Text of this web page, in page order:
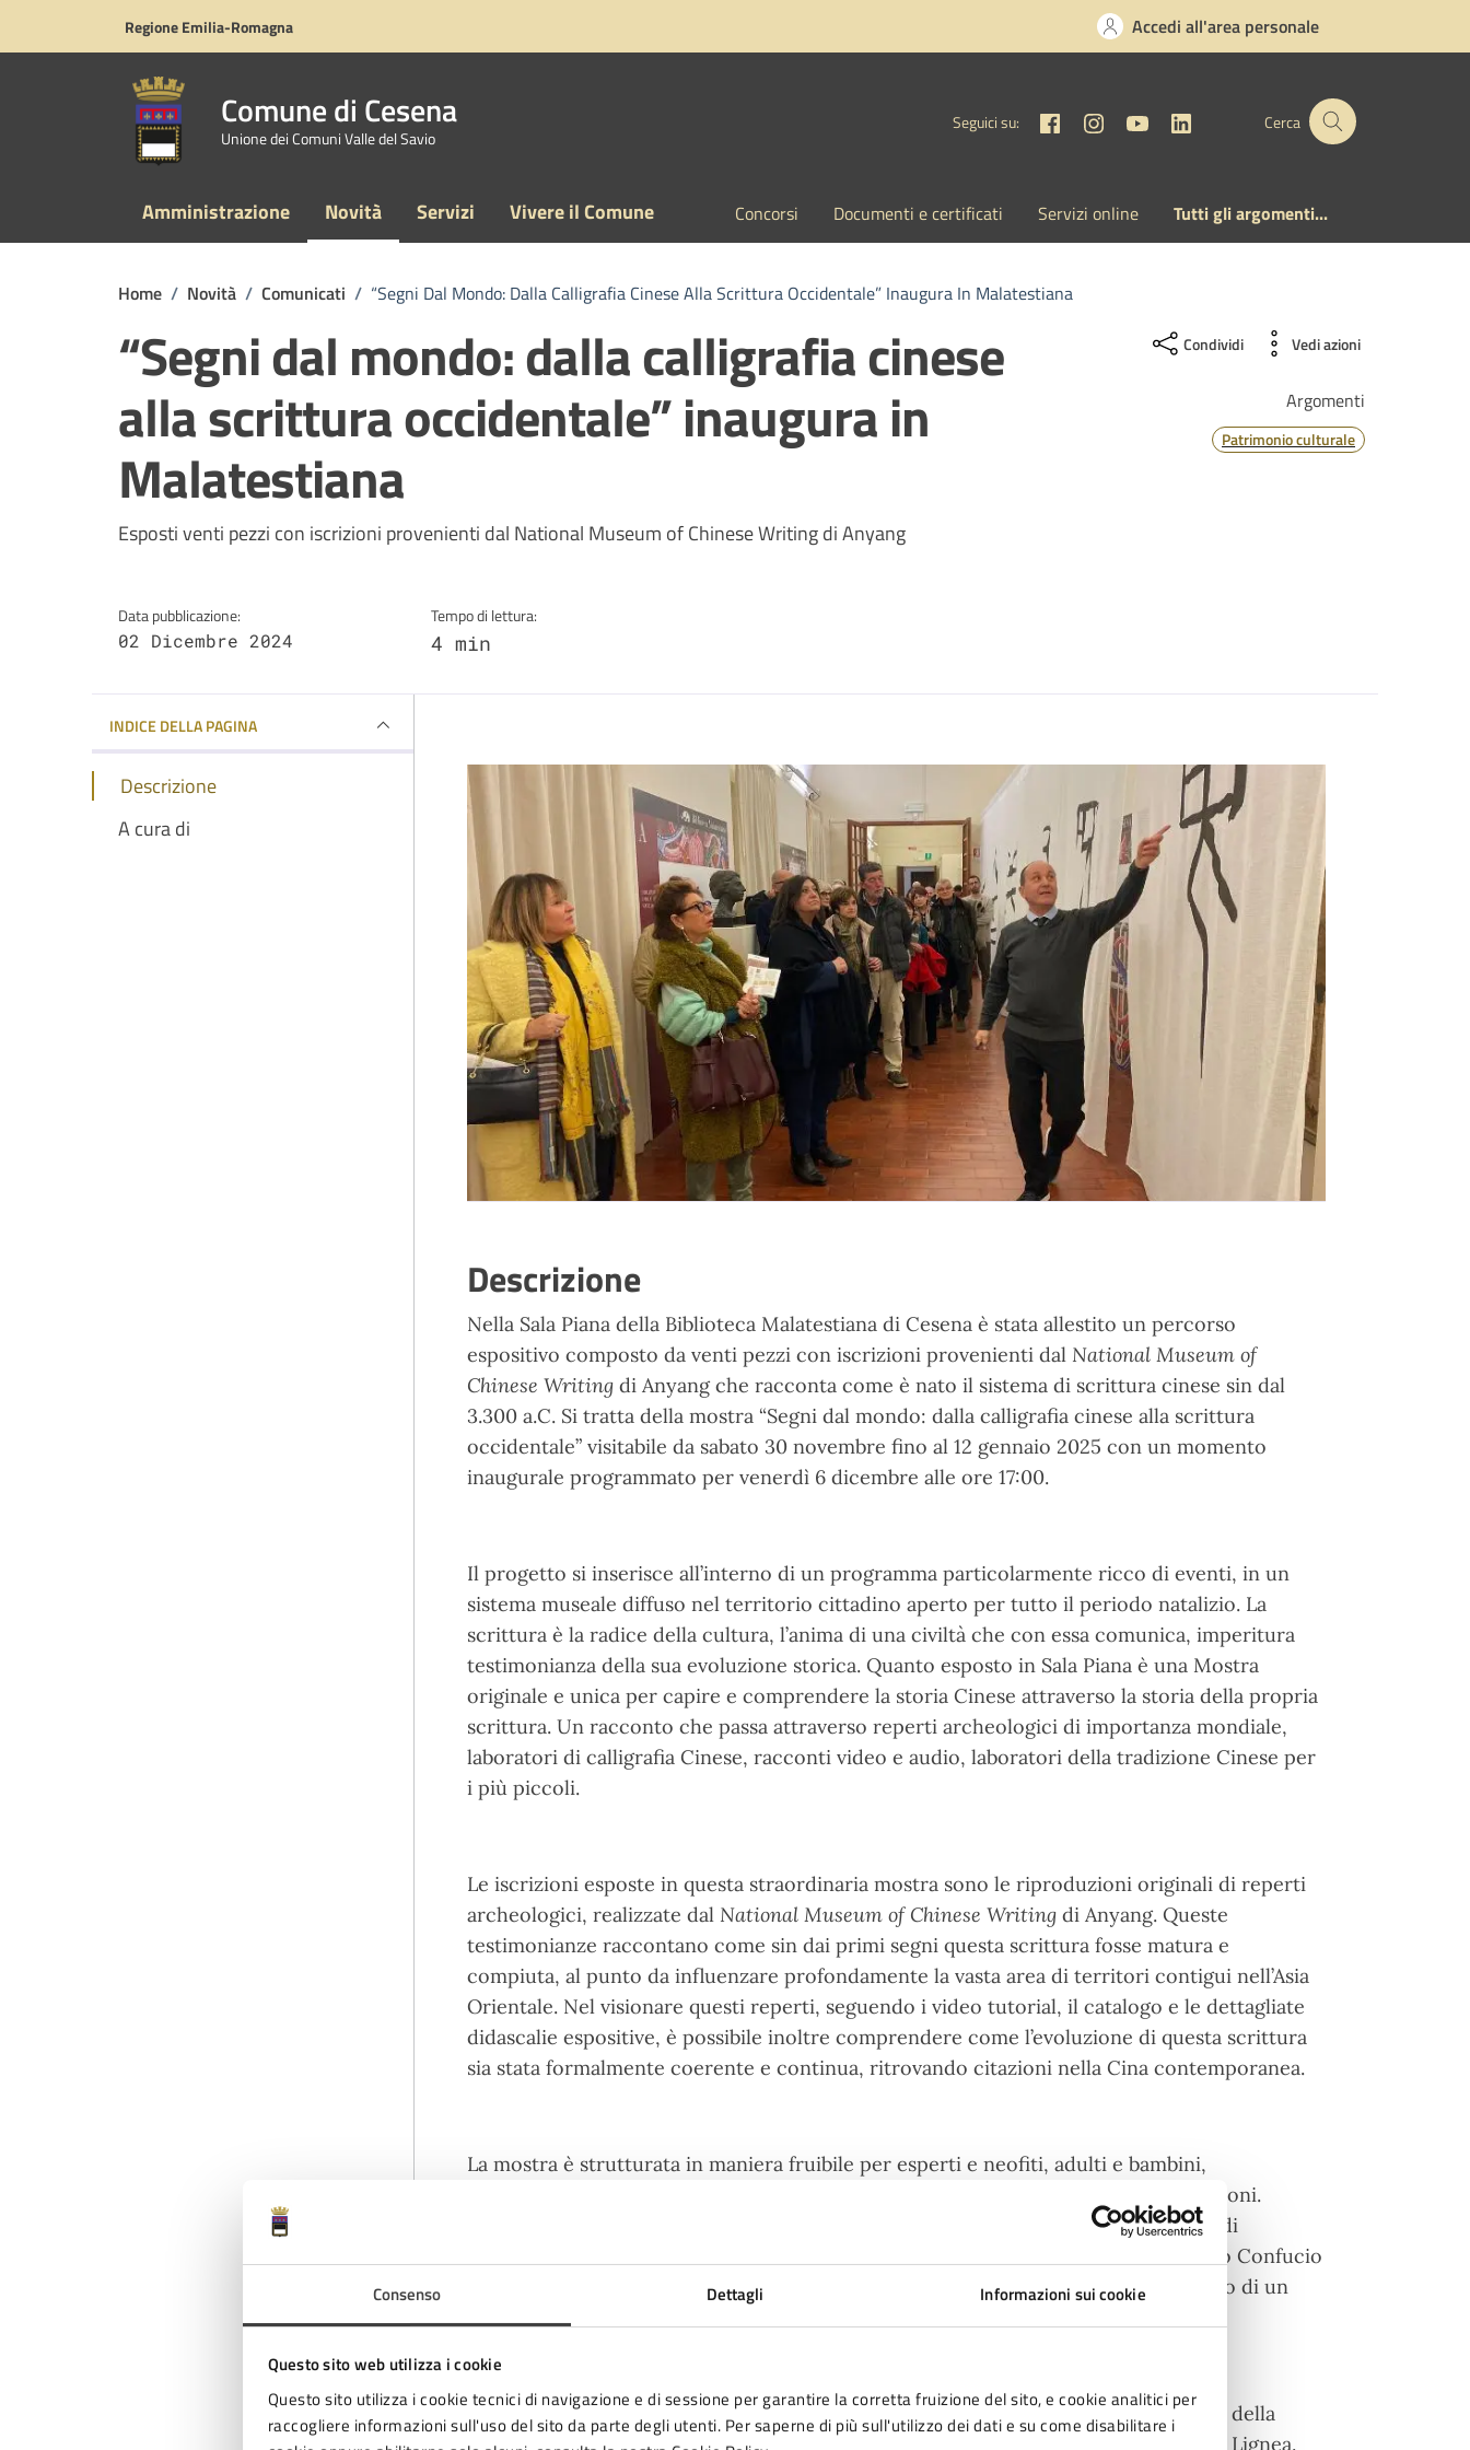
Consenso Dettagli Informazioni sui cookie
Questo sito web utilizza i cookie
Questo sito utilizza i cookie tecnici di navigazione e di sessione per garantire la corretta fruizione del sito, e cookie analitici per
raccogliere informazioni sull'uso del sito da parte degli utenti. Per saperne di più sull'utilizzo dei dati e su come disabilitare i
Regione Emilia-Romagna Accedi all'area personale
Comune di Cesena
Unione dei Comuni Valle del Savio
Seguici su: FacebookInstagram
YouTubeLinkedinCerca
Amministrazione Novità Servizi Vivere il Comune Concorsi Documenti e certificati Servizi online Tutti gli argomenti...
Home / Novità / Comunicati / “Segni Dal Mondo: Dalla Calligrafia Cinese Alla Scrittura Occidentale” Inaugura In Malatestiana
“Segni dal mondo: dalla calligrafia cinese
alla scrittura occidentale” inaugura in
Malatestiana
Dettagli della notizia
Esposti venti pezzi con iscrizioni provenienti dal National Museum of Chinese Writing di Anyang
Data pubblicazione:
02 Dicembre 2024
Tempo di lettura:
4 min
Condividi Vedi azioni
Argomenti
Patrimonio culturale
INDICE DELLA PAGINA
Descrizione
A cura di
Descrizione
Nella Sala Piana della Biblioteca Malatestiana di Cesena è stata allestito un percorso
espositivo composto da venti pezzi con iscrizioni provenienti dal National Museum of
Chinese Writing di Anyang che racconta come è nato il sistema di scrittura cinese sin dal
3.300 a.C. Si tratta della mostra “Segni dal mondo: dalla calligrafia cinese alla scrittura
occidentale” visitabile da sabato 30 novembre fino al 12 gennaio 2025 con un momento
inaugurale programmato per venerdì 6 dicembre alle ore 17:00.
Il progetto si inserisce all’interno di un programma particolarmente ricco di eventi, in un
sistema museale diffuso nel territorio cittadino aperto per tutto il periodo natalizio. La
scrittura è la radice della cultura, l’anima di una civiltà che con essa comunica, imperitura
testimonianza della sua evoluzione storica. Quanto esposto in Sala Piana è una Mostra
originale e unica per capire e comprendere la storia Cinese attraverso la storia della propria
scrittura. Un racconto che passa attraverso reperti archeologici di importanza mondiale,
laboratori di calligrafia Cinese, racconti video e audio, laboratori della tradizione Cinese per
i più piccoli.
Le iscrizioni esposte in questa straordinaria mostra sono le riproduzioni originali di reperti
archeologici, realizzate dal National Museum of Chinese Writing di Anyang. Queste
testimonianze raccontano come sin dai primi segni questa scrittura fosse matura e
compiuta, al punto da influenzare profondamente la vasta area di territori contigui nell’Asia
Orientale. Nel visionare questi reperti, seguendo i video tutorial, il catalogo e le dettagliate
didascalie espositive, è possibile inoltre comprendere come l’evoluzione di questa scrittura
sia stata formalmente coerente e continua, ritrovando citazioni nella Cina contemporanea.
La mostra è strutturata in maniera fruibile per esperti e neofiti, adulti e bambini,
affascinando tutti attraverso documenti, visite guidate (prenotabili) e video narrazioni.
Inoltre si arricchisce di laboratori dedicati all’arte della Calligrafia, con un evento di
dimostrazione e laboratorio a opera del Maestro Hu Haifeng, Direttore dell’Istituto Confucio
dell’Università degli Studi diMilano, performance che si concluderà con il racconto di un
altro rituale, spesso correlato all’arte della Calligrafia: la Cerimonia del Thè.
Il progetto ‘Dalla Calligrafia Cinese alla Scrittura Occidentale’ è ospitato all’interno della
Biblioteca Malatestiana, Memoria del Mondo UNESCO, nella Sala Piana e nella Sala Lignea.